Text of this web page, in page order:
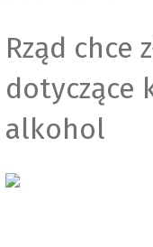
Rząd chce
dotyczące
alkohol